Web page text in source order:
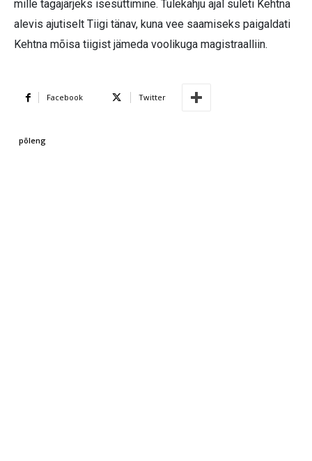
mille tagajärjeks isesüttimine. Tulekahju ajal suleti Kehtna
alevis ajutiselt Tiigi tänav, kuna vee saamiseks paigaldati
Kehtna mõisa tiigist jämeda voolikuga magistraalliin.
Facebook Twitter
põleng